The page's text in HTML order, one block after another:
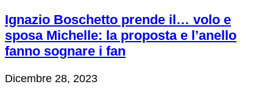
Ignazio Boschetto prende il… volo e
sposa Michelle: la proposta e l’anello
fanno sognare i fan
Dicembre 28, 2023